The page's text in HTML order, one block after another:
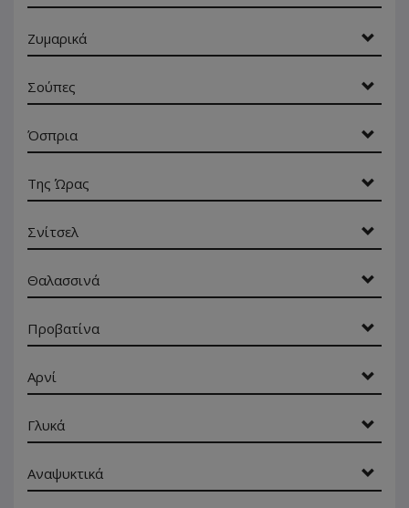
Ζυμαρικά
Σούπες
Όσπρια
Της Ώρας
Σνίτσελ
Θαλασσινά
Προβατίνα
Αρνί
Γλυκά
Αναψυκτικά